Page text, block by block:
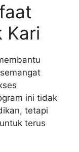
Kari
ini tidak
tetapi
terus